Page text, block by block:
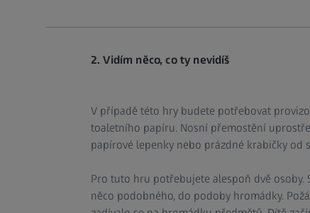
2. Vidím něco, co ty nevidíš
V případě této hry budete potřebovat
toaletního papíru. Nosní přemostění
papírové lepenky nebo prázdné krabičky od
Pro tuto hru potřebujete alespoň dvě
něco podobného, do podoby hromádky.